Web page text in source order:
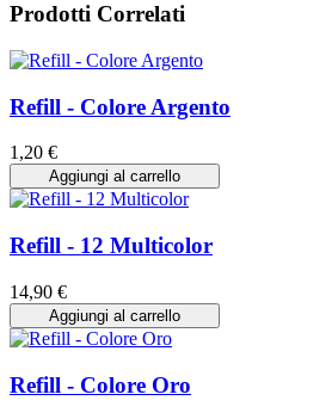
Prodotti Correlati
Refill - Colore Argento
1,20 €
Aggiungi al carrello
Refill - 12 Multicolor
14,90 €
Aggiungi al carrello
Refill - Colore Oro